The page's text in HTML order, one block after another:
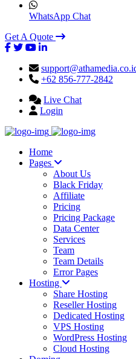
WhatsApp Chat
Get A Quote
+62 856-777-2842
Live Chat
Login
Home
Pages
About Us
Black Friday
Affiliate
Pricing
Pricing Package
Data Center
Services
Team
Team Details
Error Pages
Hosting
Share Hosting
Reseller Hosting
Dedicated Hosting
VPS Hosting
WordPress Hosting
Cloud Hosting